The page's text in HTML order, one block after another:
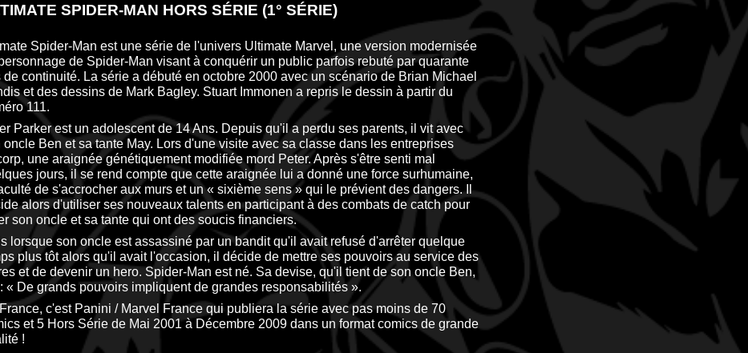
SPIDER-MAN HORS SÉRIE (1° SÉRIE)
Spider-Man est une série de l'univers Ultimate Marvel, une version modernisée
de Spider-Man visant à conquérir un public parfois rebuté par quarante
de continuité. La série a débuté en octobre 2000 avec un scénario de Brian Michael
et des dessins de Mark Bagley. Stuart Immonen a repris le dessin à partir du
111.
Parker est un adolescent de 14 Ans. Depuis qu'il a perdu ses parents, il vit avec
oncle Ben et sa tante May. Lors d'une visite avec sa classe dans les entreprises
une araignée génétiquement modifiée mord Peter. Après s'être senti mal
jours, il se rend compte que cette araignée lui a donné une force surhumaine,
de s'accrocher aux murs et un « sixième sens » qui le prévient des dangers. Il
alors d'utiliser ses nouveaux talents en participant à des combats de catch pour
son oncle et sa tante qui ont des soucis financiers.
lorsque son oncle est assassiné par un bandit qu'il avait refusé d'arrêter quelque
plus tôt alors qu'il avait l'occasion, il décide de mettre ses pouvoirs au service des
et de devenir un hero. Spider-Man est né. Sa devise, qu'il tient de son oncle Ben,
« De grands pouvoirs impliquent de grandes responsabilités ».
c'est Panini / Marvel France qui publiera la série avec pas moins de 70
et 5 Hors Série de Mai 2001 à Décembre 2009 dans un format comics de grande
!